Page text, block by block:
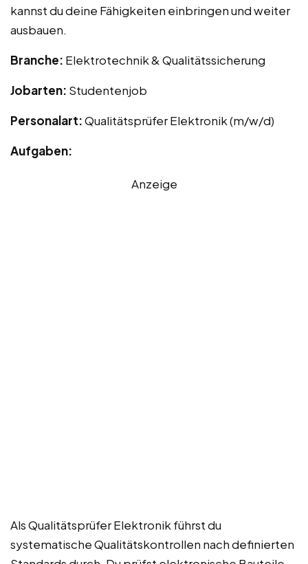
kannst du deine Fähigkeiten einbringen und weiter
ausbauen.
Branche: Elektrotechnik & Qualitätssicherung
Jobarten: Studentenjob
Personalart:Qualitätsprüfer Elektronik (m/w/d)
Aufgaben:
Anzeige
Als Qualitätsprüfer Elektronik führst du
systematische Qualitätskontrollen nach definierten